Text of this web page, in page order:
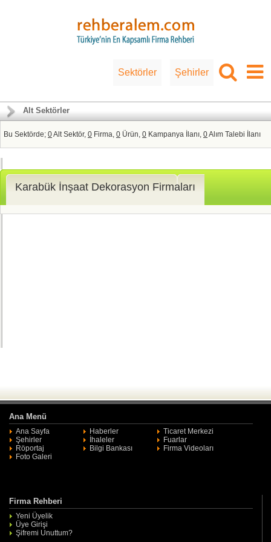
Sektörler Şehirler
Alt Sektörler
Bu Sektörde; 0Alt Sektör, 0 Firma, 0 Ürün, 0 Kampanya İlanı, 0Alım Talebi İlanı
Karabük İnşaat Dekorasyon Firmaları
Ana Menü
Ana Sayfa Haberler
Ticaret Merkezi
Şehirler
İhaleler
Fuarlar
Röportaj
Bilgi Bankası
Firma Videoları
Foto Galeri
Firma Rehberi
Yeni Üyelik
Üye Girişi
Şifremi Unuttum?